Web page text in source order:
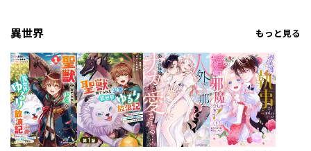
異世界 もっと見る